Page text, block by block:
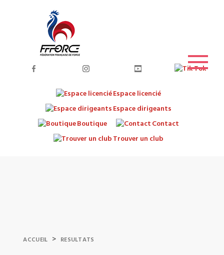
Espace licencié
Espace dirigeants
Boutique
Contact
Trouver un club
ACCUEIL > RESULTATS